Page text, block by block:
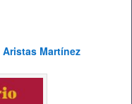
Aristas Martínez